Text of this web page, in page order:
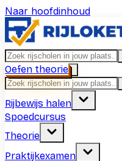
Naar hoofdinhoud
Oefen theorie
Rijbewijs halen
Spoedcursus
Theorie
Praktijkexamen